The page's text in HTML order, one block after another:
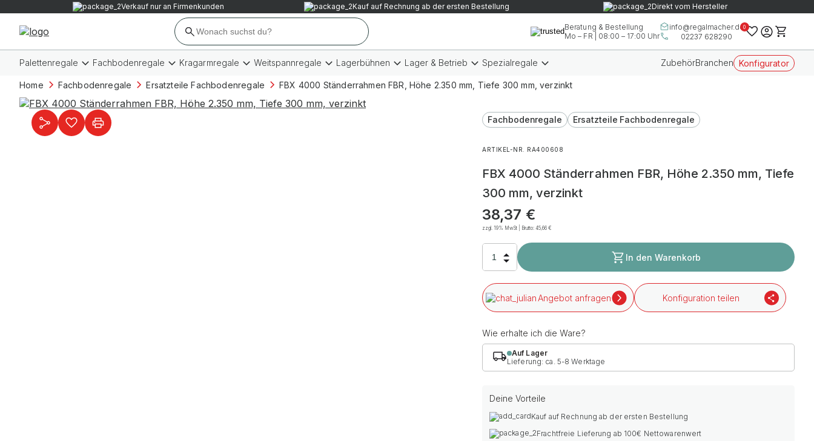
Verkauf nur an Firmenkunden Kauf auf Rechnung ab der ersten Bestellung Direkt vom Hersteller
Beratung & Bestellung
Mo – FR | 08:00 – 17:00 Uhr
info@regalmacher.de
02237 628290
0
Palettenregale Fachbodenregale Kragarmregale Weitspannregale Lagerbühnen Lager & Betrieb Spezialregale ZubehörBranchen Konfigurator
Home Fachbodenregale Ersatzteile Fachbodenregale FBX 4000 Ständerrahmen FBR, Höhe 2.350 mm, Tiefe 300 mm, verzinkt
Fachbodenregale Ersatzteile Fachbodenregale
ARTIKEL-NR. RA400608
FBX 4000 Ständerrahmen FBR, Höhe 2.350 mm, Tiefe
300 mm, verzinkt
38,37 €
zzgl. 19% MwSt | Brutto:45,66€
In den Warenkorb
Angebot anfragen Konfiguration teilen
Wie erhalte ich die Ware?
Auf Lager
Lieferung: ca. 5-8 Werktage
Deine Vorteile
Kauf auf Rechnung ab der ersten Bestellung
Frachtfreie Lieferung ab 100€ Nettowarenwert